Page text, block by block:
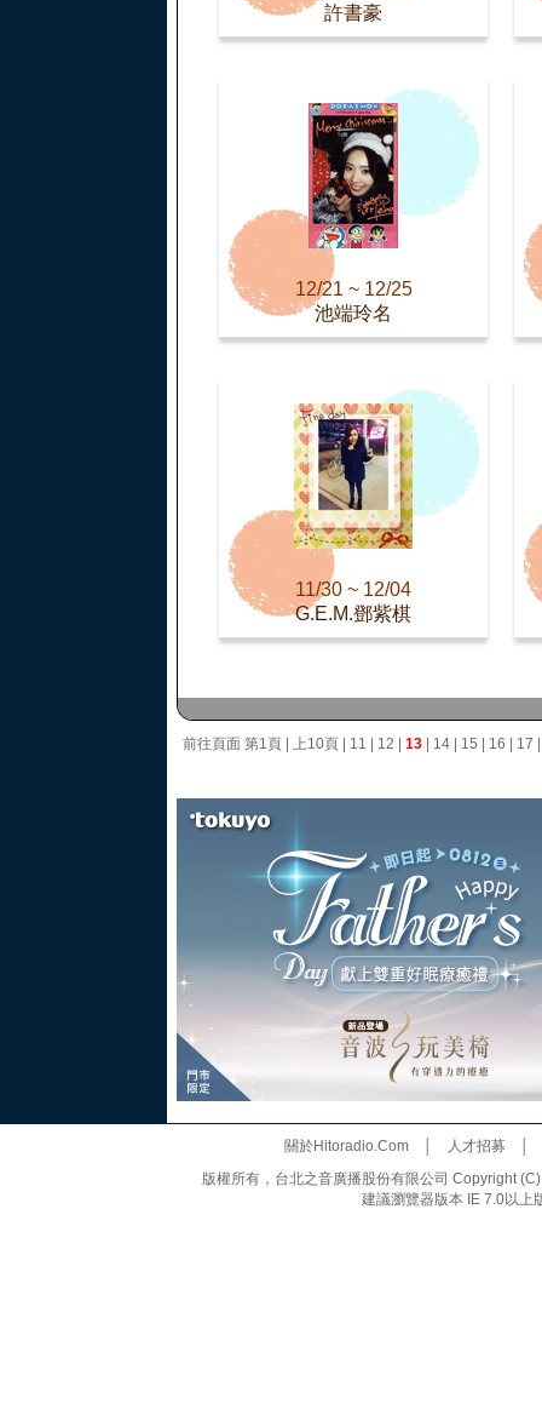
許書豪
12/21 ~ 12/25
池端玲名
11/30 ~ 12/04
G.E.M.鄧紫棋
前往頁面 第1頁 上10頁 11 12 13 14 15 16 17
關於Hitoradio.Com│ 人才招募
版權所有，台北之音廣播股份有限公司 Copyright
建議瀏覽器版本 IE 7.0以上